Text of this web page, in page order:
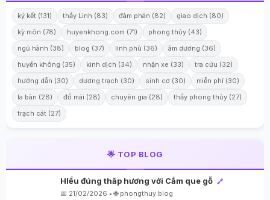
ký kết (131) thầy Linh (83) đàm phán (82)
giao dịch (80)
kỳ môn (78)
huyenkhong.com (71)
phong thủy (43)
ngũ hành (38)
blog (37) linh phù (36)
âm dương (36)
huyền không (35)
kinh dịch (34) nhận xe (33)
tra cứu (32)
hướng dẫn (30)
dương trạch (30) sinh cơ (30)
miễn phí (30)
la bàn (28)
đổ mái (28) chuyên gia (28)
thầy phong thủy (27)
trạch cát (27)
🌟 TOP BLOG
HIểu đúng thăp hương với Cắm que gỗ 🔗
📅 21/02/2026 • 🌐 phongthuy.blog